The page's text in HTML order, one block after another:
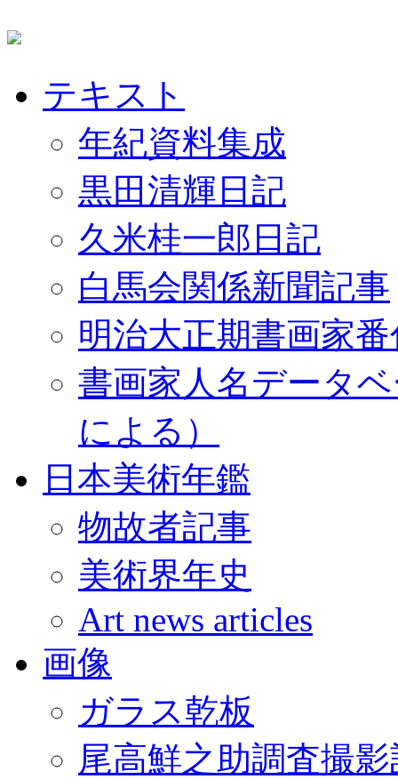
テキスト
年紀資料集成
黒田清輝日記
久米桂一郎日記
白馬会関係新聞記事
明治大正期書画家
書画家人名データ
による）
日本美術年鑑
物故者記事
美術界年史
Art news articles
画像
ガラス乾板
尾高鮮之助調査撮